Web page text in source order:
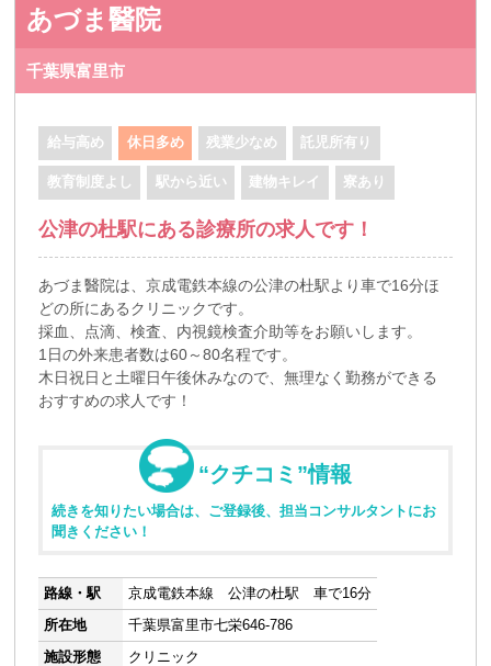
あづま醫院
千葉県富里市
給与高め 休日多め 残業少なめ 託児所有り
教育制度よし 駅から近い 建物キレイ 寮あり
公津の杜駅にある診療所の求人です！
あづま醫院は、京成電鉄本線の公津の杜駅より車で16分ほ
どの所にあるクリニックです。
採血、点滴、検査、内視鏡検査介助等をお願いします。
1日の外来患者数は60～80名程です。
木日祝日と土曜日午後休みなので、無理なく勤務ができる
おすすめの求人です！
“クチコミ”情報
続きを知りたい場合は、ご登録後、担当コンサルタントにお
聞きください！
路線・駅
京成電鉄本線 公津の杜駅 車で16分
所在地
千葉県富里市七栄646-786
施設形態
クリニック